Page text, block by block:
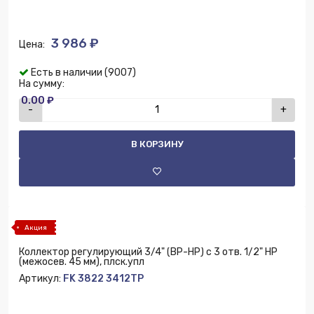
Цена: 3 986 ₽
Есть в наличии (9007)
На сумму:
0.00 ₽
- +
В КОРЗИНУ
Акция
Коллектор регулирующий 3/4" (ВР-НР) с 3 отв. 1/2" НР
(межосев. 45 мм), плск.упл
Артикул: FK 3822 3412TP